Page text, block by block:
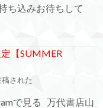
ち込みお待ちして
【SUMMER
稿された
で見る 万代書店山